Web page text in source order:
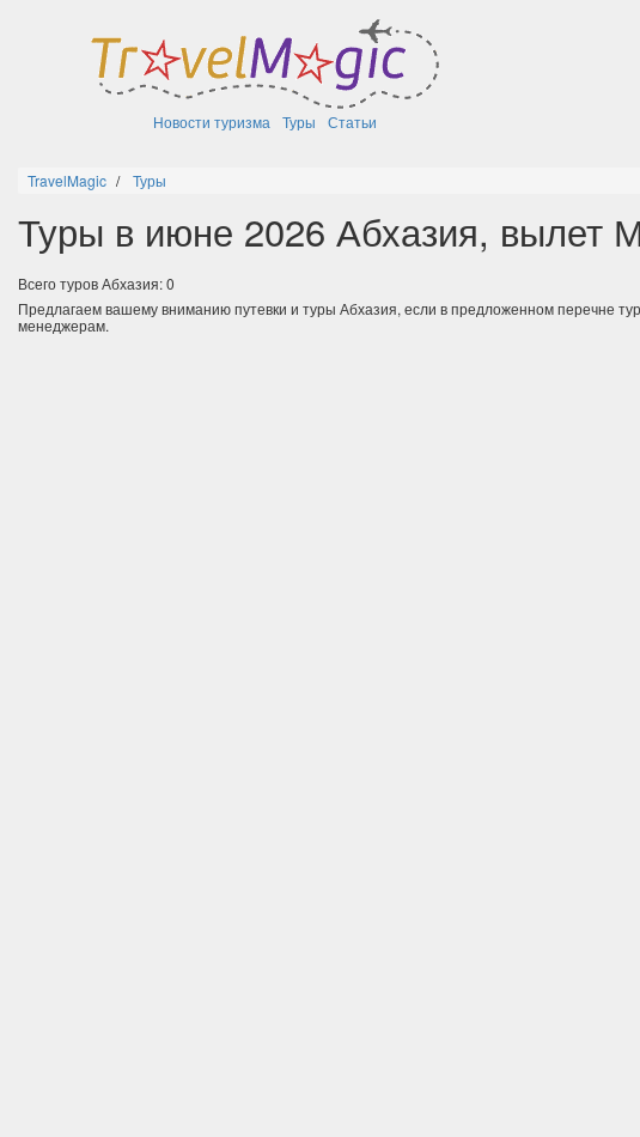
Новости туризма Туры Статьи
TravelMagic Туры
Туры в июне 2026 Абхазия, вылет
Всего туров Абхазия: 0
Предлагаем вашему вниманию путевки и туры Абхазия, если в предложенном перечне
менеджерам.